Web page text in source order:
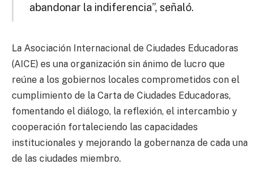
abandonar la indiferencia”, señaló.
La Asociación Internacional de Ciudades Educadoras
(AICE) es una organización sin ánimo de lucro que
reúne a los gobiernos locales comprometidos con el
cumplimiento de la Carta de Ciudades Educadoras,
fomentando el diálogo, la reflexión, el intercambio y
cooperación fortaleciendo las capacidades
institucionales y mejorando la gobernanza de cada una
de las ciudades miembro.